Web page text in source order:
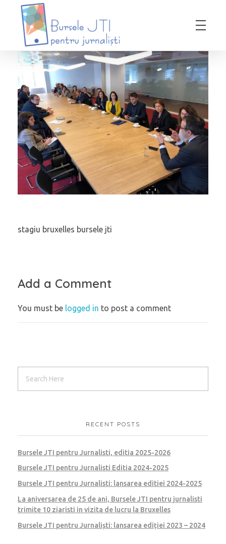
Bursele JTI pentru Jurnalisti
ediția 2018-2019
stagiu bruxelles bursele jti
Add a Comment
You must be logged in to post a comment
RECENT POSTS
Bursele JTI pentru Jurnalisti, editia 2025-2026
Bursele JTI pentru Jurnalisti Editia 2024-2025
Bursele JTI pentru Jurnalisti: lansarea editiei 2024-2025
La aniversarea de 25 de ani, Bursele JTI pentru jurnalisti
trimite 10 ziaristi in vizita de lucru la Bruxelles
Bursele JTI pentru Jurnaliști: lansarea ediției 2023 – 2024